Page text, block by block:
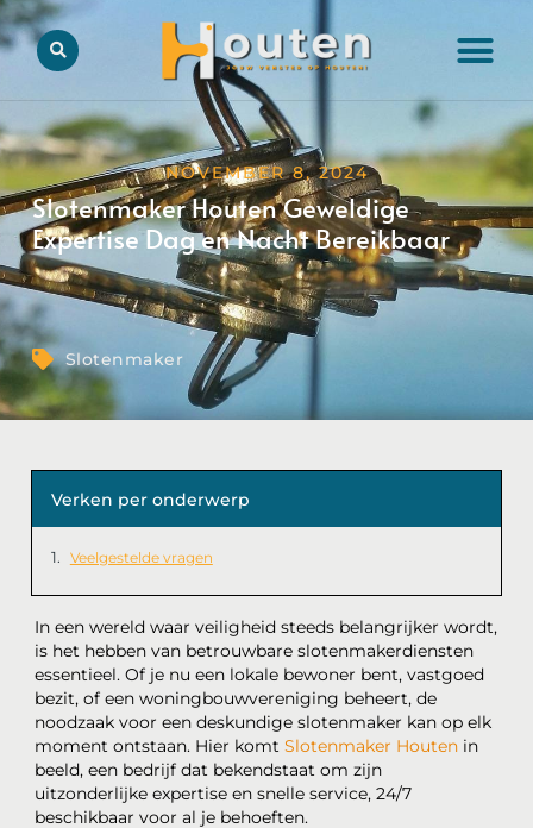
NOVEMBER 8, 2024
Slotenmaker Houten Geweldige
Expertise Dag en Nacht Bereikbaar
Slotenmaker
In een wereld waar veiligheid steeds belangrijker wordt,
is het hebben van betrouwbare slotenmakerdiensten
essentieel. Of je nu een lokale bewoner bent, vastgoed
bezit, of een woningbouwvereniging beheert, de
noodzaak voor een deskundige slotenmaker kan op elk
moment ontstaan. Hier komtSlotenmaker Houten in
beeld, een bedrijf dat bekendstaat om zijn
uitzonderlijke expertise en snelle service, 24/7
beschikbaar voor al je behoeften.
Verken per onderwerp
Veelgestelde vragen